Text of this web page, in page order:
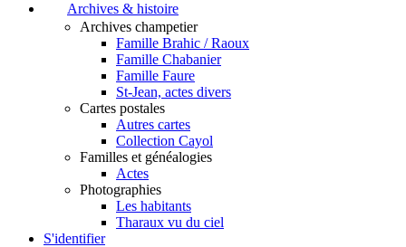
Archives & histoire
Archives champetier
Famille Brahic / Raoux
Famille Chabanier
Famille Faure
St-Jean, actes divers
Cartes postales
Autres cartes
Collection Cayol
Familles et généalogies
Actes
Photographies
Les habitants
Tharaux vu du ciel
S'identifier